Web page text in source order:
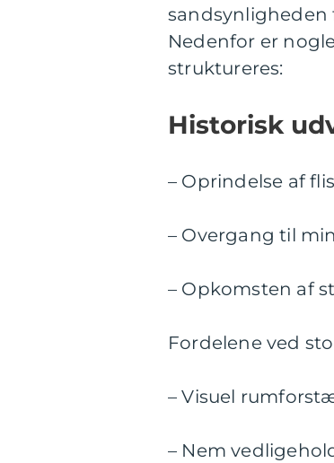
sandsynligheden
Nedenfor er
struktureres:
Historisk
– Oprindelse af
– Overgang til
– Opkomsten af
Fordelene ved
– Visuel
– Nem